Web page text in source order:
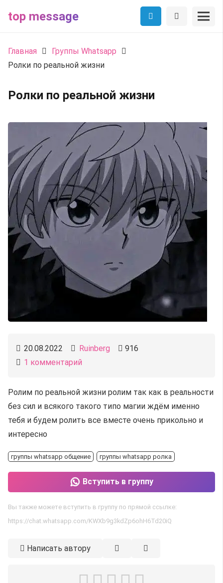
top message
Главная
Группы Whatsapp
Ролки по реальной жизни
Ролки по реальной жизни
20.08.2022 Ruinberg
916
1 комментарий
Ролим по реальной жизни ролим так как в реальности
без сил и всякого такого типо магии ждём именно
тебя и будем ролить все вместе очень прикольно и
интересно
группы whatsapp общение группы whatsapp ролка
Вступить в группу
Вы также можете вступить в группу по прямой ссылке:
https://chat.whatsapp.com/KWXb9g3kdZp6ohH6Td20iQ
Написать автору